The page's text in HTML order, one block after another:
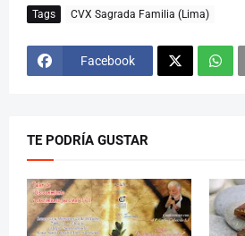
Tags CVX Sagrada Familia (Lima)
Facebook
TE PODRÍA GUSTAR